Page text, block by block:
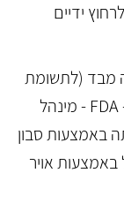
ידיים
מבד (לתשומת
לבכם, מסכות אלו אינן מאושרות על ידי ה- FDA - מינהל
באמצעות סבון
באמצעות אויר